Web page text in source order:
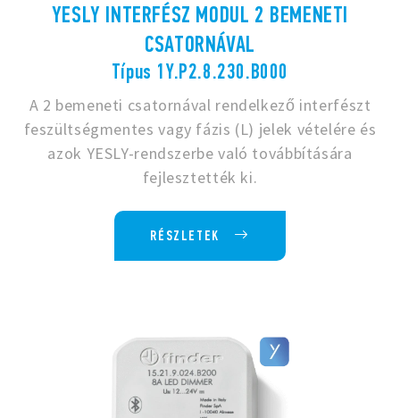
YESLY INTERFÉSZ MODUL 2 BEMENETI
CSATORNÁVAL
Típus 1Y.P2.8.230.B000
A 2 bemeneti csatornával rendelkező interfészt
feszültségmentes vagy fázis (L) jelek vételére és
azok YESLY-rendszerbe való továbbítására
fejlesztették ki.
RÉSZLETEK